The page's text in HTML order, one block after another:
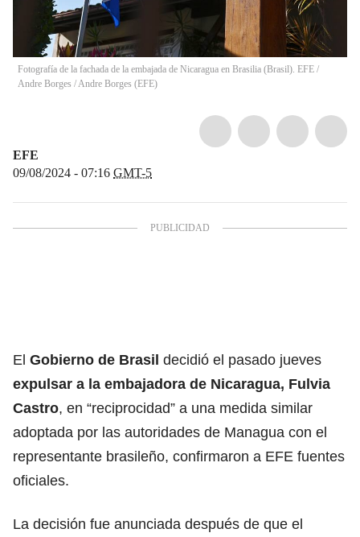
Fotografía de la fachada de la embajada de Nicaragua en Brasilia (Brasil). EFE /
Andre Borges /Andre Borges (EFE)
EFE
09/08/2024 - 07:16 GMT-5
El Gobierno de Brasil decidió el pasado jueves
expulsar a la embajadora de Nicaragua, Fulvia
Castro, en “reciprocidad” a una medida similar
adoptada por las autoridades de Managua con el
representante brasileño, confirmaron a EFE fuentes
oficiales.
La decisión fue anunciada después de que el